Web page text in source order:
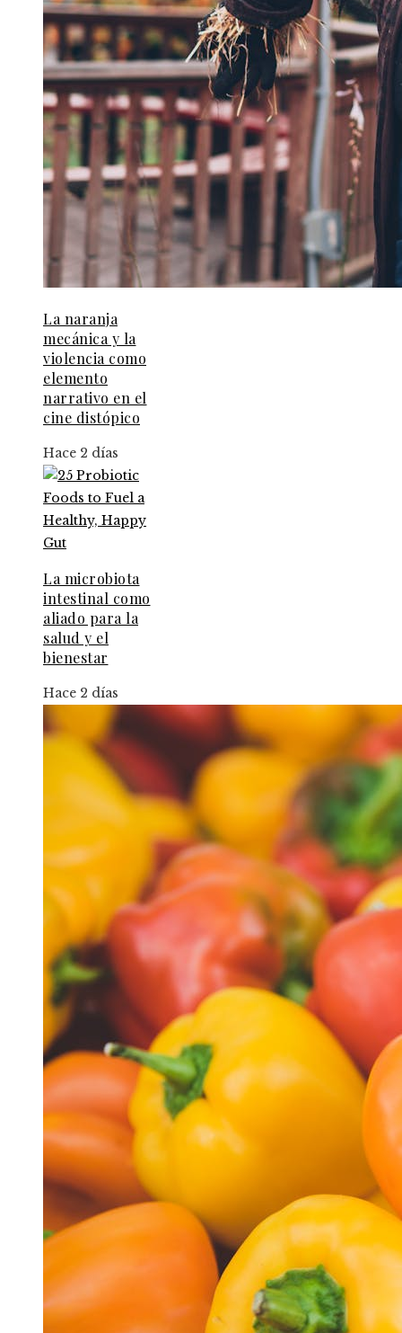
La naranja
mecánica y la
violencia como
elemento
narrativo en el
cine distópico
Hace 2 días
La microbiota
intestinal como
aliado para la
salud y el
bienestar
Hace 2 días